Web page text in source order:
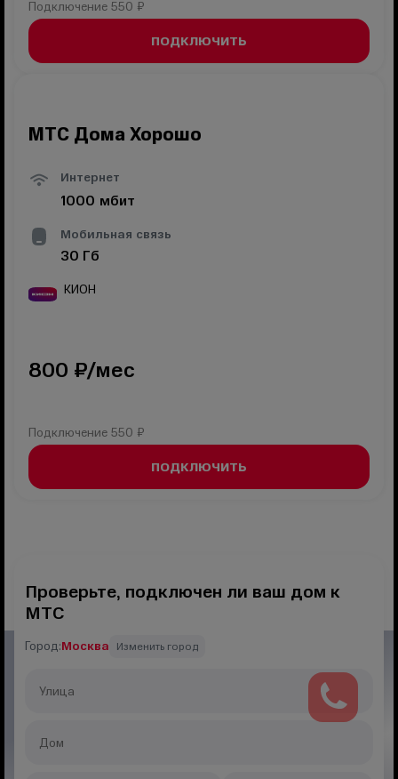
Подключение 550 ₽
ПОДКЛЮЧИТЬ
МТС Дома Хорошо
Интернет
1000 мбит
Мобильная связь
30 Гб
КИОН
800 ₽/мес
Подключение 550 ₽
ПОДКЛЮЧИТЬ
Проверьте, подключен ли ваш дом к
МТС
Город:Москва Изменить город